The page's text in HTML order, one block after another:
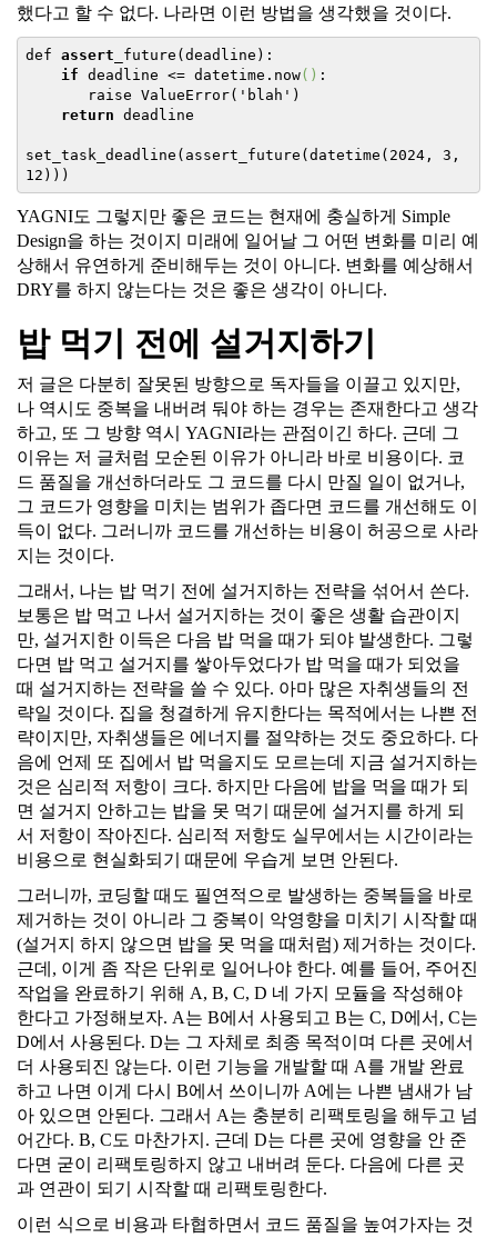
했다고 할 수 없다. 나라면 이런 방법을 생각했을 것이다.
def assert _future(deadline ) :
if deadline <= datetime.now() :
       raise
ValueError(' blah ')
return deadline
set _task_deadline( assert_future (datetime (2024, 3,
12)
YAGNI도 그렇지만 좋은 코드는 현재에 충실하게 Simple
Design을 하는 것이지 미래에 일어날 그 어떤 변화를 미리 예
상해서 유연하게 준비해두는 것이 아니다. 변화를 예상해서
DRY를 하지 않는다는 것은 좋은 생각이 아니다.
밥 먹기 전에 설거지하기
저 글은 다분히 잘못된 방향으로 독자들을 이끌고 있지만,
나 역시도 중복을 내버려 둬야 하는 경우는 존재한다고 생각
하고, 또 그 방향 역시 YAGNI라는 관점이긴 하다. 근데 그
이유는 저 글처럼 모순된 이유가 아니라 바로 비용이다. 코
드 품질을 개선하더라도 그 코드를 다시 만질 일이 없거나,
그 코드가 영향을 미치는 범위가 좁다면 코드를 개선해도 이
득이 없다. 그러니까 코드를 개선하는 비용이 허공으로 사라
지는 것이다.
그래서, 나는 밥 먹기 전에 설거지하는 전략을 섞어서 쓴다.
보통은 밥 먹고 나서 설거지하는 것이 좋은 생활 습관이지
만, 설거지한 이득은 다음 밥 먹을 때가 되야 발생한다. 그렇
다면 밥 먹고 설거지를 쌓아두었다가 밥 먹을 때가 되었을
때 설거지하는 전략을 쓸 수 있다. 아마 많은 자취생들의 전
략일 것이다. 집을 청결하게 유지한다는 목적에서는 나쁜 전
략이지만, 자취생들은 에너지를 절약하는 것도 중요하다. 다
음에 언제 또 집에서 밥 먹을지도 모르는데 지금 설거지하는
것은 심리적 저항이 크다. 하지만 다음에 밥을 먹을 때가 되
면 설거지 안하고는 밥을 못 먹기 때문에 설거지를 하게 되
서 저항이 작아진다. 심리적 저항도 실무에서는 시간이라는
비용으로 현실화되기 때문에 우습게 보면 안된다.
그러니까, 코딩할 때도 필연적으로 발생하는 중복들을 바로
제거하는 것이 아니라 그 중복이 악영향을 미치기 시작할 때
(설거지 하지 않으면 밥을 못 먹을 때처럼) 제거하는 것이다.
근데, 이게 좀 작은 단위로 일어나야 한다. 예를 들어, 주어진
작업을 완료하기 위해 A, B, C, D 네 가지 모듈을 작성해야
한다고 가정해보자. A는 B에서 사용되고 B는 C, D에서, C는
D에서 사용된다. D는 그 자체로 최종 목적이며 다른 곳에서
더 사용되진 않는다. 이런 기능을 개발할 때 A를 개발 완료
하고 나면 이게 다시 B에서 쓰이니까 A에는 나쁜 냄새가 남
아 있으면 안된다. 그래서 A는 충분히 리팩토링을 해두고 넘
어간다. B, C도 마찬가지. 근데 D는 다른 곳에 영향을 안 준
다면 굳이 리팩토링하지 않고 내버려 둔다. 다음에 다른 곳
과 연관이 되기 시작할 때 리팩토링한다.
이런 식으로 비용과 타협하면서 코드 품질을 높여가자는 것